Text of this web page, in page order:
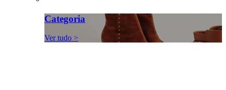
Categoria
Ver tudo >